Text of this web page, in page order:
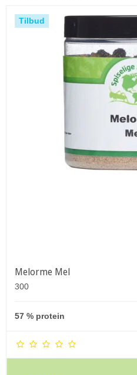
Tilbud
Melorme Mel
300
57 % protein